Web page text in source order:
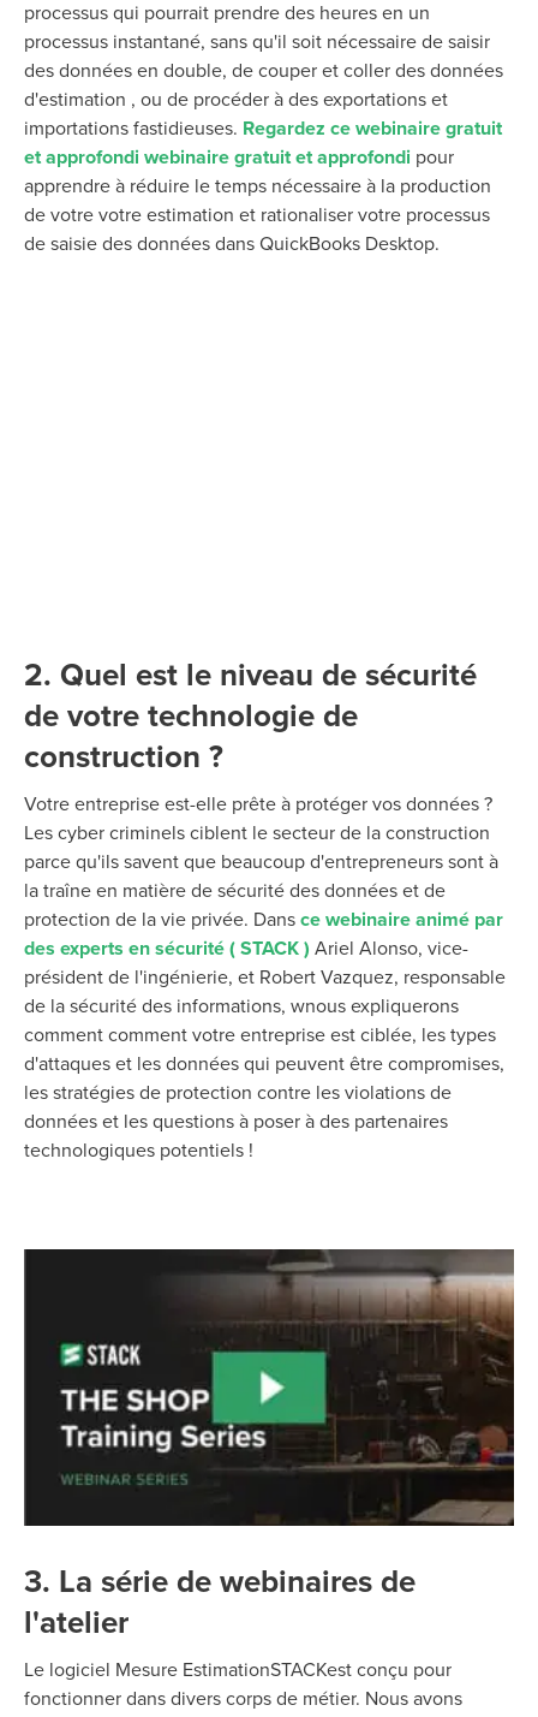
processus qui pourrait prendre des heures en un
processus instantané, sans qu'il soit nécessaire de saisir
des données en double, de couper et coller des données
d'estimation , ou de procéder à des exportations et
importations fastidieuses. Regardez ce webinaire gratuit
et approfondi webinaire gratuit et approfondi pour
apprendre à réduire le temps nécessaire à la production
de votre votre estimation et rationaliser votre processus
de saisie des données dans QuickBooks Desktop.
2. Quel est le niveau de sécurité
de votre technologie de
construction ?
Votre entreprise est-elle prête à protéger vos données ?
Les cyber criminels ciblent le secteur de la construction
parce qu'ils savent que beaucoup d'entrepreneurs sont à
la traîne en matière de sécurité des données et de
protection de la vie privée. Dans ce webinaire animé par
des experts en sécurité ( STACK ) Ariel Alonso, vice-
président de l'ingénierie, et Robert Vazquez, responsable
de la sécurité des informations, wnous expliquerons
comment comment votre entreprise est ciblée, les types
d'attaques et les données qui peuvent être compromises,
les stratégies de protection contre les violations de
données et les questions à poser à des partenaires
technologiques potentiels !
3. La série de webinaires de
l'atelier
Le logiciel Mesure EstimationSTACKest conçu pour
fonctionner dans divers corps de métier. Nous avons